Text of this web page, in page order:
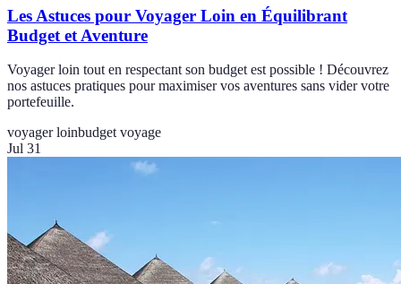
Les Astuces pour Voyager Loin en Équilibrant
Budget et Aventure
Voyager loin tout en respectant son budget est possible ! Découvrez
nos astuces pratiques pour maximiser vos aventures sans vider votre
portefeuille.
voyager loinbudget voyage
Jul 31